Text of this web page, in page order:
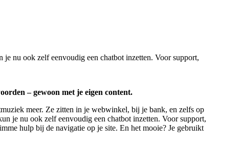
nu ook zelf eenvoudig een chatbot inzetten. Voor support,
– gewoon met je eigen content.
meer. Ze zitten in je webwinkel, bij je bank, en zelfs op
je nu ook zelf eenvoudig een chatbot inzetten. Voor support,
hulp bij de navigatie op je site. En het mooie? Je gebruikt